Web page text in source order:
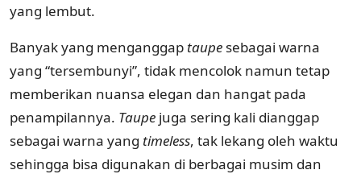
yang lembut.
Banyak yang menganggap taupe sebagai warna
yang “tersembunyi”, tidak mencolok namun tetap
memberikan nuansa elegan dan hangat pada
penampilannya. Taupe juga sering kali dianggap
sebagai warna yang timeless, tak lekang oleh waktu
sehingga bisa digunakan di berbagai musim dan